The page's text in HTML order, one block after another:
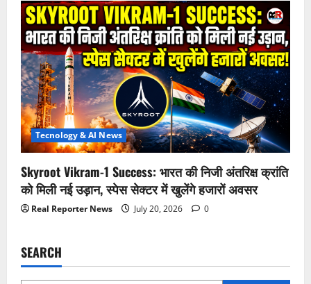
Tecnology & AI News
Skyroot Vikram-1 Success: भारत की निजी अंतरिक्ष क्रांति
को मिली नई उड़ान, स्पेस सेक्टर में खुलेंगे हजारों अवसर
Real Reporter News July 20, 2026 0
SEARCH